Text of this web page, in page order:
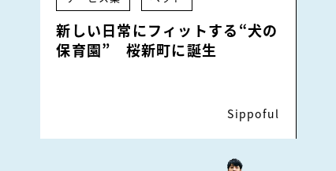
新しい日常にフィットする“犬の
保育園” 桜新町に誕生
Sippoful